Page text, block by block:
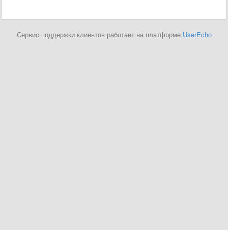
Сервис поддержки клиентов работает на платформе UserEcho